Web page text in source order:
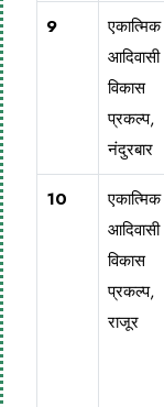
9
एकात्मिक
आदिवासी
विकास
प्रकल्प,
नंदुरबार
10
एकात्मिक
आदिवासी
विकास
प्रकल्प,
राजूर